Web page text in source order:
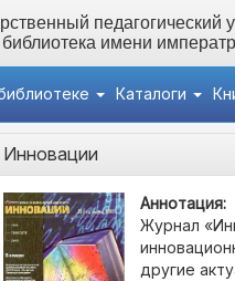
имени
Каталоги
Инновации
Аннотация:
Журнал
другие